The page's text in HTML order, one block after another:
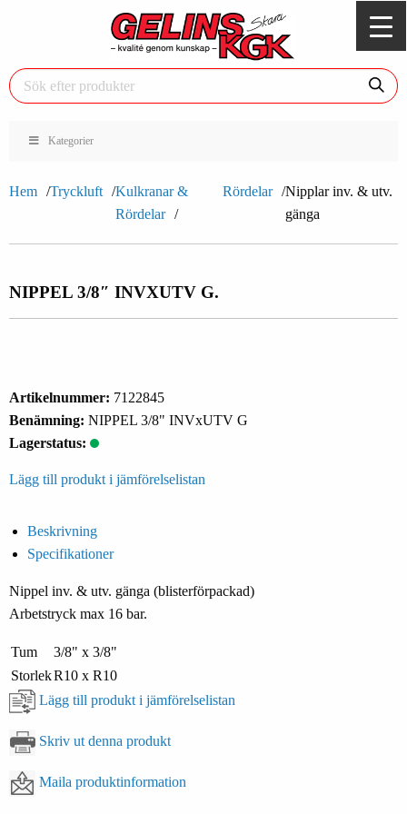
Kategorier
Hem Tryckluft
Kulkranar &
Rördelar
Rördelar
Nipplar inv. & utv.
gänga
NIPPEL 3/8″ INVXUTV G.
Artikelnummer: 7122845
Benämning: NIPPEL 3/8" INVxUTV G
Lagerstatus:
Lägg till produkt i jämförelselistan
Beskrivning
Specifikationer
Nippel inv. & utv. gänga (blisterförpackad)
Arbetstryck max 16 bar.
Tum
3/8" x 3/8"
StorlekR10 x R10
Lägg till produkt i jämförelselistan
Skriv ut denna produkt
Maila produktinformation